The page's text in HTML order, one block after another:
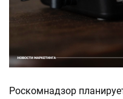
Роскомнадзор